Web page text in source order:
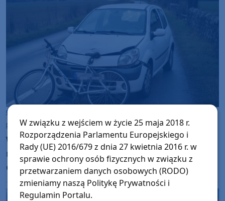
Gmina Nowa Karczma
piątek, 5 grudnia 2025, 13:10
W Nowej Karczmie auto uderzyło w
rowerzystę. Na szczęście mężczyzna nie
odniósł obrażeń
W związku z wejściem w życie 25 maja 2018 r.
Rozporządzenia Parlamentu Europejskiego i
Rady (UE) 2016/679 z dnia 27 kwietnia 2016 r. w
sprawie ochrony osób fizycznych w związku z
przetwarzaniem danych osobowych (RODO)
zmieniamy naszą Politykę Prywatności i
Regulamin Portalu.